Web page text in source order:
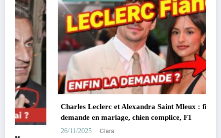
Charles Leclerc et Alexandra Saint Mleux : fiançailles,
demande en mariage, chien complice, F1
Clara